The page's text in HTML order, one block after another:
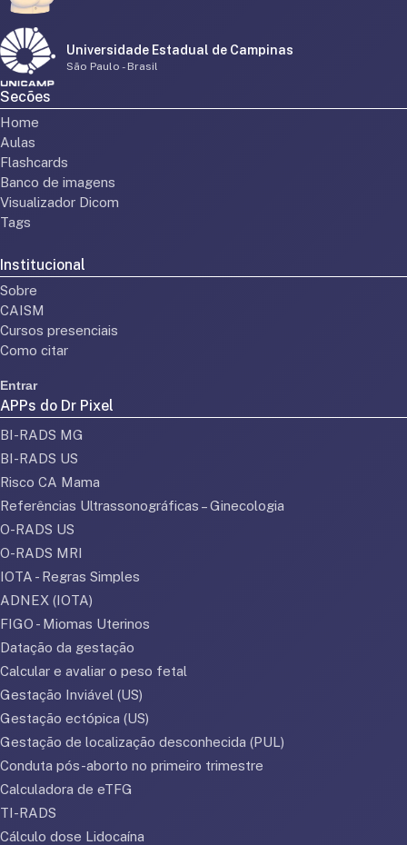
Universidade Estadual de Campinas
São Paulo - Brasil
Secões
Home
Aulas
Flashcards
Banco de imagens
Visualizador Dicom
Tags
Institucional
Sobre
CAISM
Cursos presenciais
Como citar
Entrar
APPs do Dr Pixel
BI-RADS MG
BI-RADS US
Risco CA Mama
Referências Ultrassonográficas – Ginecologia
O-RADS US
O-RADS MRI
IOTA - Regras Simples
ADNEX (IOTA)
FIGO - Miomas Uterinos
Datação da gestação
Calcular e avaliar o peso fetal
Gestação Inviável (US)
Gestação ectópica (US)
Gestação de localização desconhecida (PUL)
Conduta pós-aborto no primeiro trimestre
Calculadora de eTFG
TI-RADS
Cálculo dose Lidocaína